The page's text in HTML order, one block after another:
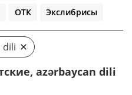
ОТК Экслибрисы
dili
azərbaycan dili